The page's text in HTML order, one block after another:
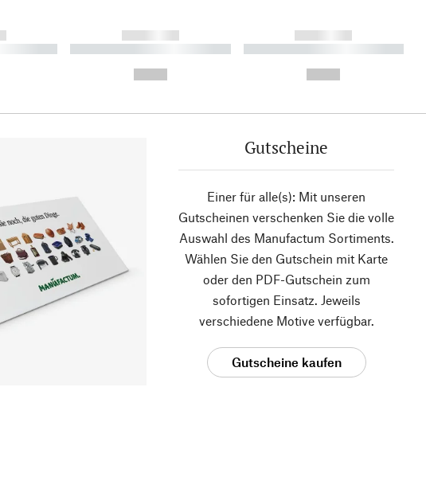
----------
------------
----------- ----------- ----------
------------
----------- ----------- ----------
Gutscheine
Einer für alle(s): Mit unseren
Gutscheinen verschenken Sie die volle
Auswahl des Manufactum Sortiments.
Wählen Sie den Gutschein mit Karte
oder den PDF-Gutschein zum
sofortigen Einsatz. Jeweils
verschiedene Motive verfügbar.
Gutscheine kaufen